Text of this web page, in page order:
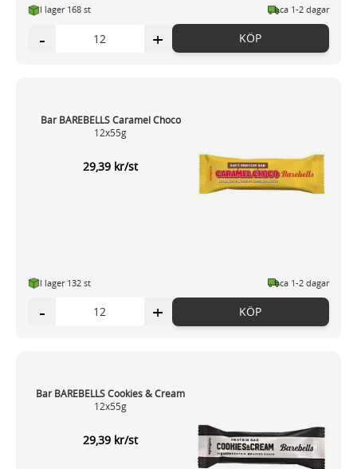
I lager 168 st ca 1-2 dagar
- + KÖP
Bar BAREBELLS Caramel Choco
12x55g
29,39 kr/st
I lager 132 st ca 1-2 dagar
- + KÖP
Bar BAREBELLS Cookies & Cream
12x55g
29,39 kr/st